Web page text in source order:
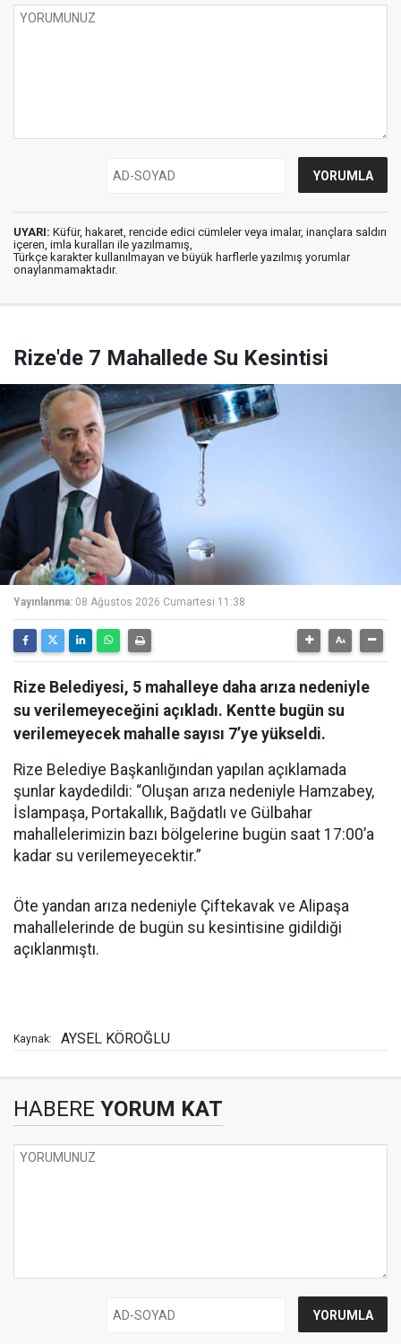
UYARI: Küfür, hakaret, rencide edici cümleler veya imalar, inançlara saldırı
içeren, imla kuralları ile yazılmamış,
Türkçe karakter kullanılmayan ve büyük harflerle yazılmış yorumlar
onaylanmamaktadır.
Rize'de 7 Mahallede Su Kesintisi
Yayınlanma: 08 Ağustos 2026 Cumartesi 11:38
Rize Belediyesi, 5 mahalleye daha arıza nedeniyle
su verilemeyeceğini açıkladı. Kentte bugün su
verilemeyecek mahalle sayısı 7’ye yükseldi.
Rize Belediye Başkanlığından yapılan açıklamada
şunlar kaydedildi: “Oluşan arıza nedeniyle Hamzabey,
İslampaşa, Portakallık, Bağdatlı ve Gülbahar
mahallelerimizin bazı bölgelerine bugün saat 17:00’a
kadar su verilemeyecektir.”
Öte yandan arıza nedeniyle Çiftekavak ve Alipaşa
mahallelerinde de bugün su kesintisine gidildiği
açıklanmıştı.
Kaynak: AYSEL KÖROĞLU
HABERE YORUM KAT